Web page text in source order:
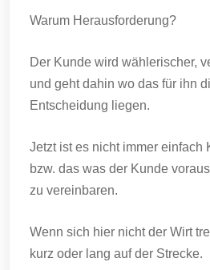
Warum Herausforderung?
Der Kunde wird wählerischer,
und geht dahin wo das für ihn
Entscheidung liegen.
Jetzt ist es nicht immer einfach
bzw. das was der Kunde
zu vereinbaren.
Wenn sich hier nicht der Wirt
kurz oder lang auf der Strecke.